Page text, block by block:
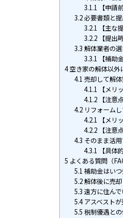
3.1.1 【申請
3.2必要書類と
3.2.1 【主な
3.2.2【提出
3.3 解体業者の
3.3.1 【補助
4空き家の解体以外
4.1 売却して解
4.1.1 【メリ
4.1.2【注意点
4.2リフォーム
4.2.1 【メリ
4.2.2【注意点
4.3 そのまま活
4.3.1 【具体
5 よくある質問（
5.1 補助金はい
5.2解体後に売却
5.3 遠方に住ん
5.4アスベストが
5.5 税制優遇と